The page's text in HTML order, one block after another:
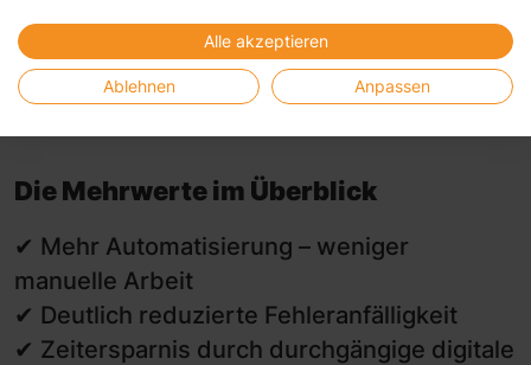
Fehlerquellen.
Valide Auswertungen schaffen Transparenz
– gerade auch im Hinblick auf IFS-
Die Mehrwerte im Überblick
✔ Mehr Automatisierung – weniger
manuelle Arbeit
✔ Deutlich reduzierte Fehleranfälligkeit
✔ Zeitersparnis durch durchgängige digitale
Alle akzeptieren
Ablehnen Anpassen